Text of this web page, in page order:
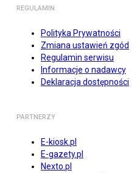
REGULAMIN
Polityka Prywatności
Zmiana ustawień zgód
Regulamin serwisu
Informacje o nadawcy
Deklaracja dostępności
PARTNERZY
E-kiosk.pl
E-gazety.pl
Nexto.pl